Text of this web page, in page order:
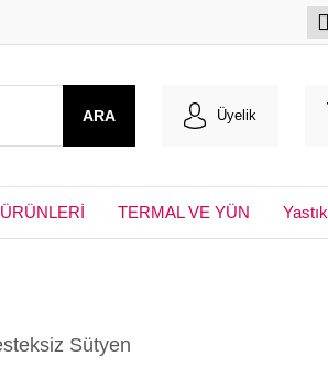
ARA Üyelik
TERMAL VE YÜN Yastık
Sütyen